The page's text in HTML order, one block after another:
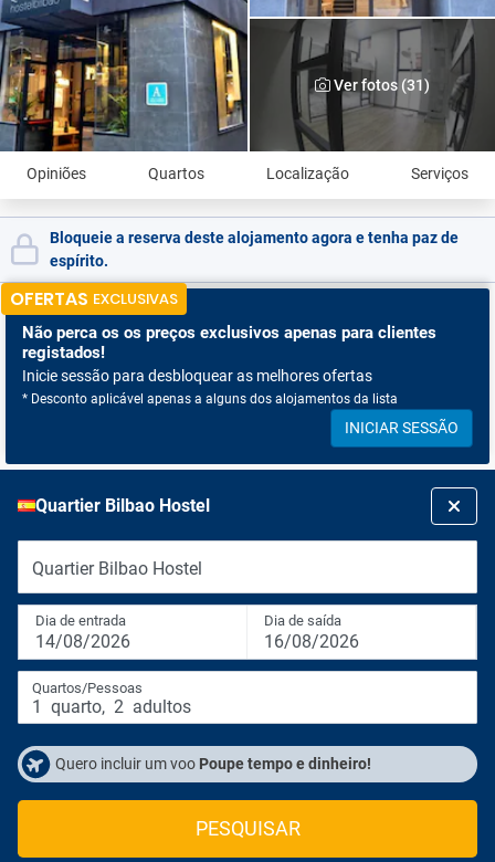
Ver fotos (31)
Opiniões Quartos Localização Serviços
Bloqueie a reserva deste alojamento agora e tenha paz de
espírito.
OFERTAS EXCLUSIVAS
Não perca os os preços exclusivos apenas para clientes
registados!
Inicie sessão para desbloquear as melhores ofertas
* Desconto aplicável apenas a alguns dos alojamentos da lista
INICIAR SESSÃO
Quartier Bilbao Hostel
Quartier Bilbao Hostel
Dia de entrada
14/08/2026
Dia de saída
16/08/2026
Quartos/Pessoas
1 quarto, 2 adultos
Quero incluir um voo Poupe tempo e dinheiro!
PESQUISAR